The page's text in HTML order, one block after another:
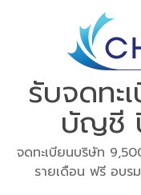
รับจดทะ
บัญชี
จดทะเบียนบริษัท
รายเดือน ฟรี อบร